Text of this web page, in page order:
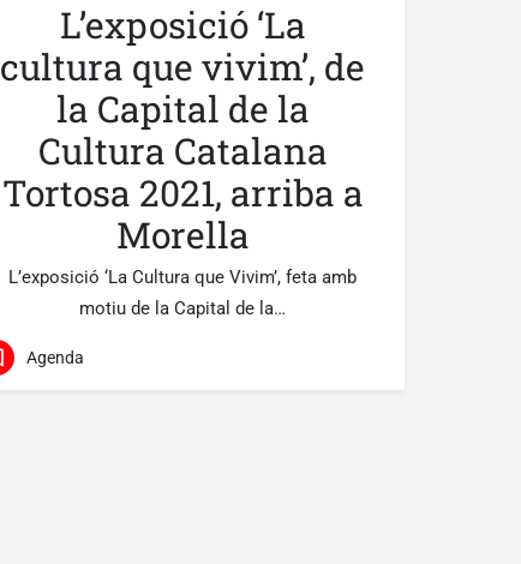
L’exposició ‘La
cultura que vivim’, de
la Capital de la
Cultura Catalana
Tortosa 2021, arriba a
Morella
L’exposició ‘La Cultura que Vivim’, feta amb
motiu de la Capital de la…
Agenda